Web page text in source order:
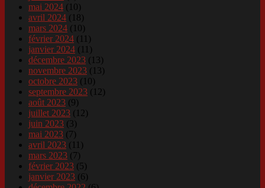
mai 2024 (10)
avril 2024 (18)
mars 2024 (10)
février 2024 (11)
janvier 2024 (11)
décembre 2023 (13)
novembre 2023 (13)
octobre 2023 (10)
septembre 2023 (12)
août 2023 (9)
juillet 2023 (12)
juin 2023 (3)
mai 2023 (7)
avril 2023 (11)
mars 2023 (7)
février 2023 (5)
janvier 2023 (6)